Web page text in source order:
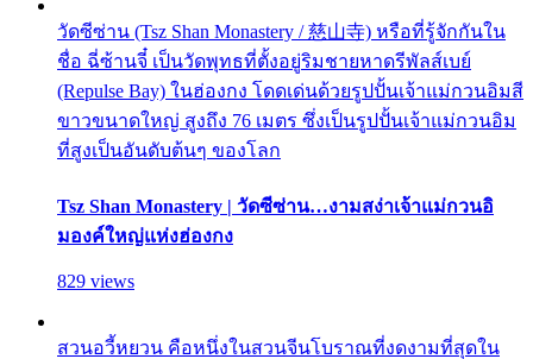
วัดซีซ่าน (Tsz Shan Monastery / 慈山寺) หรือที่รู้จักกันใน
ชื่อ ฉี่ซ้านจี๋ เป็นวัดพุทธที่ตั้งอยู่ริมชายหาดรีพัลส์เบย์
(Repulse Bay) ในฮ่องกง โดดเด่นด้วยรูปปั้นเจ้าแม่กวนอิมสี
ขาวขนาดใหญ่ สูงถึง 76 เมตร ซึ่งเป็นรูปปั้นเจ้าแม่กวนอิม
ที่สูงเป็นอันดับต้นๆ ของโลก
Tsz Shan Monastery | วัดซีซ่าน…งามสง่าเจ้าแม่กวนอิ
มองค์ใหญ่แห่งฮ่องกง
829 views
สวนอวี้หยวน คือหนึ่งในสวนจีนโบราณที่งดงามที่สุดใน